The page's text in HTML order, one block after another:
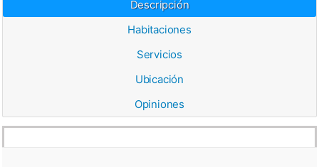
Descripción
Habitaciones
Servicios
Ubicación
Opiniones